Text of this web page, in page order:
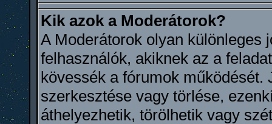
Kik azok a Moderátorok?
A Moderátorok olyan különleges
felhasználók, akiknek az a
kövessék a fórumok
szerkesztése vagy törlése,
áthelyezhetik, törölhetik vagy